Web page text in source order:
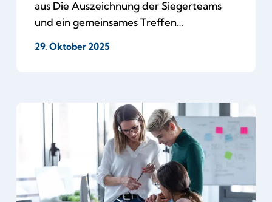
aus Die Auszeichnung der Siegerteams
und ein gemeinsames Treffen…
29. Oktober 2025
Fachwissen
Coaches
profitiert!